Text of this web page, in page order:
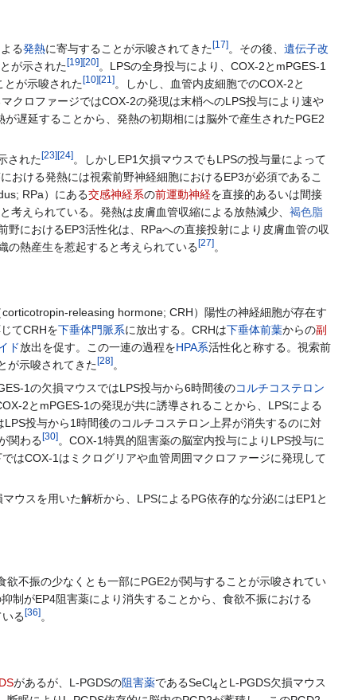
る発熱に寄与することが示唆されてきた[17] 。その後、 遺伝子改
が示された[19][20] 。LPSの全身投与により、COX-2とmPGES-1
とが示唆された[10][21 ] 。しかし、血管内皮細胞でのCOX-2と
クロファージではCOX-2の発現は末梢へのLPS投与により速や
が遅延することから、発熱の初期相には脳外で産生されたPGE2
された[23][24] 。しかしEP1欠損マウスでもLPSの投与量によって
おける発熱には視索前野神経細胞におけるEP3が必須であるこ
RPa）にある交感神経系の前運動神経を直接的あるいは間接
えられている。発熱は皮膚血管収縮による放熱減少、 褐色脂
におけるEP3活性化は、RPaへの直接投射により皮膚血管の収
の熱産生を惹起すると考えられている [27] 。
corticotropin-releasing hormone; CRH）陽性の神経細胞が存在す
てCRHを下垂体門脈系に放出する。CRHは下垂体前葉からの副
ド放出を促す。この一連の過程をHPA系活性化と称する。視索前
が示唆されてきた[28]。
1の欠損マウスではLPS投与から6時間後のコルチコステロン
2とmPGES-1の発現が共に誘導されることから、LPSによる
投与から1時間後のコルチコステロン上昇が消失するのに対
関わる [30]。COX-1特異的阻害薬の脳室内投与によりLPS投与に
はCOX-1はミクログリアや血管周囲マクロファージに発現して
ウスを用いた解析から、LPSによるPG依存的な分泌にはEP1と
不振の少なくとも一部にPGE2が関与することが示唆されてい
制がEP4阻害薬により消失することから、食欲不振における
る [36]。
があるが、L-PGDSの阻害薬であるSeCl4とL-PGDS欠損マウス